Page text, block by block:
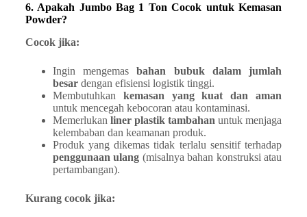
6. Apakah Jumbo Bag 1 Ton Cocok untuk Kemasan
Powder?
Cocok jika:
Ingin mengemasbahan bubuk dalam jumlah
besardengan efisiensi logistik tinggi.
Membutuhkan kemasan yang kuat dan aman
untuk mencegah kebocoran atau kontaminasi.
Memerlukan liner plastik tambahan untuk menjaga
kelembaban dan keamanan produk.
Produk yang dikemas tidak terlalu sensitif terhadap
penggunaan ulang (misalnya bahan konstruksi atau
pertambangan).
Kurang cocok jika: